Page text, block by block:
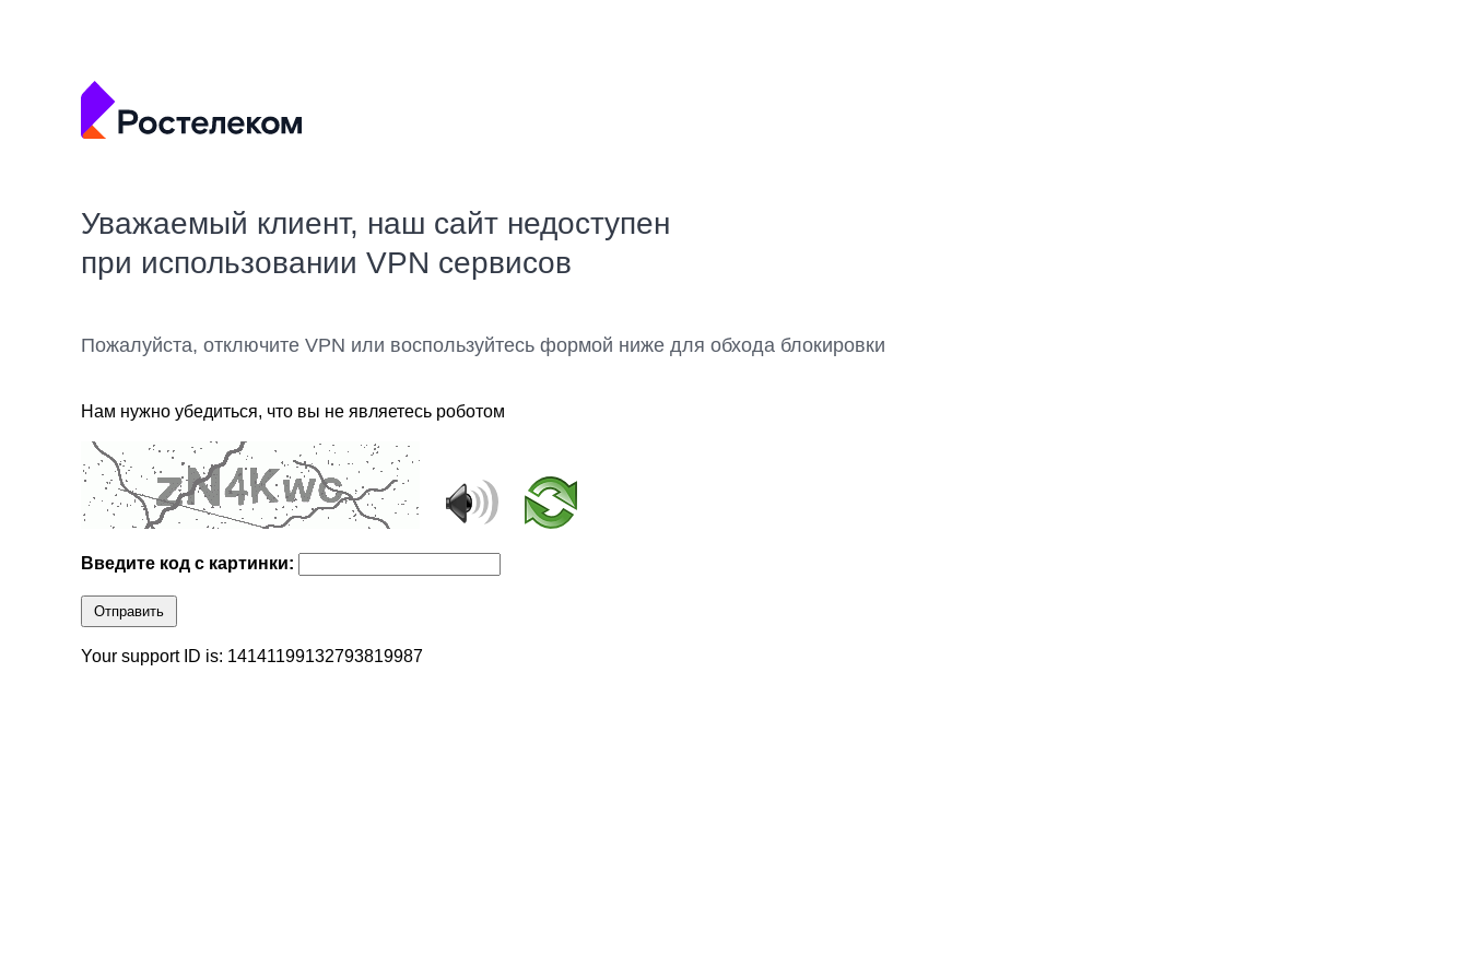
Уважаемый клиент, наш сайт недоступен
при использовании VPN сервисов
Пожалуйста, отключите VPN или воспользуйтесь формой ниже для обхода блокировки
Нам нужно убедиться, что вы не являетесь роботом
Введите код с картинки:
Отправить
Your support ID is: 14141199132793819987